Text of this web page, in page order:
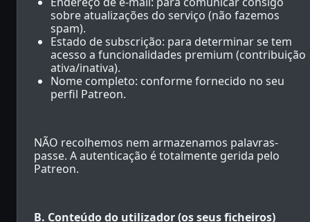
sobre atualizações do serviço (não fazemos
spam).
Estado de subscrição: para determinar se tem
acesso a funcionalidades premium (contribuição
ativa/inativa).
Nome completo: conforme fornecido no seu
perfil Patreon.
NÃO recolhemos nem armazenamos palavras-
passe. A autenticação é totalmente gerida pelo
Patreon.
B. Conteúdo do utilizador (os seus ficheiros)